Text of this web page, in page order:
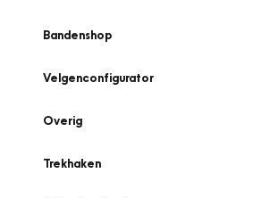
Bandenshop
Velgenconfigurator
Overig
Trekhaken